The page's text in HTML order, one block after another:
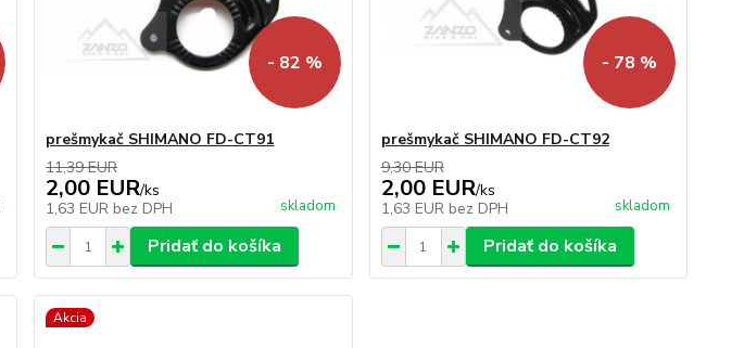
- 82 %
prešmykač SHIMANO FD-CT91
11,39 EUR
2,00 EUR/ks
1,63 EUR bez DPH skladom
Pridať do košíka
- 78 %
prešmykač SHIMANO FD-CT92
9,30 EUR
2,00 EUR/ks
1,63 EUR bez DPH skladom
Pridať do košíka
Akcia